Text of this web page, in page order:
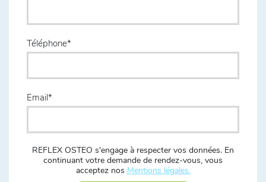
Téléphone
Email
REFLEX OSTEO s'engage à respecter vos données. En
continuant votre demande de rendez-vous, vous
acceptez nos Mentions légales.